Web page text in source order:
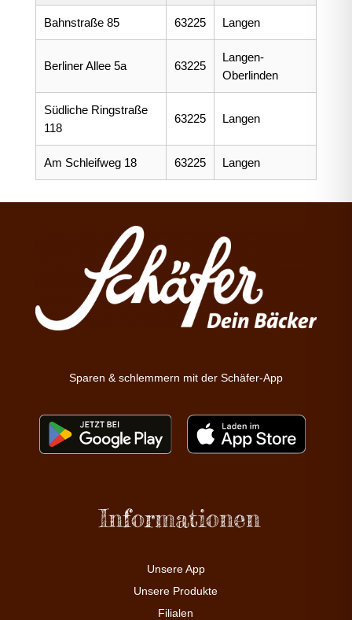
Bahnstraße 85 63225 Langen
Berliner Allee 5a 63225
Langen-
Oberlinden
Südliche Ringstraße
118
63225 Langen
Am Schleifweg 18 63225 Langen
Sparen & schlemmern mit der Schäfer-App
Informationen
Unsere App
Unsere Produkte
Filialen